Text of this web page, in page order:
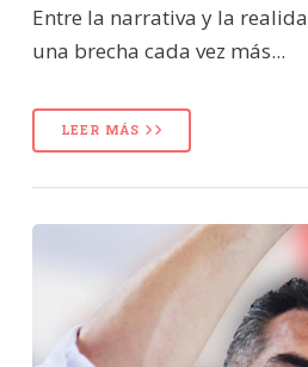
Entre la narrativa y la
una brecha cada vez más...
LEER MÁS